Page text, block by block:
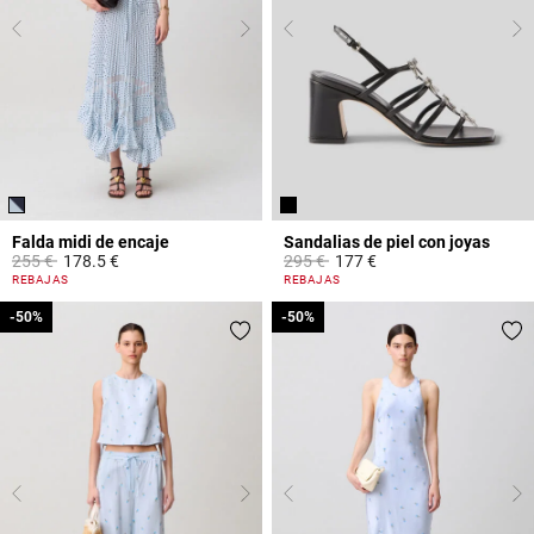
Falda midi de encaje
Price reduced from
255 €to178.5 €
3,5 out of 5 Customer Rating
REBAJAS
Sandalias de piel con joyas
Price reduced from
295 €to177 €
3,7 out of 5 Customer Rating
REBAJAS
-50%
-50% -50%
-50%